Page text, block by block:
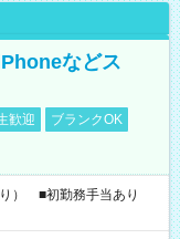
などス
歓迎
ブランクOK
） ■初勤務手当あり